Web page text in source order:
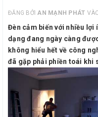
ĐĂNG BỞIAN MẠNH PHÁT
Đèn cảm biến với nhiều lợi
dạng đang ngày càng
không hiểu hết về công
đã gặp phải phiền toái khi